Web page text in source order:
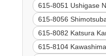
615-8051 Ushigase
615-8056
615-8082 Katsura
615-8104